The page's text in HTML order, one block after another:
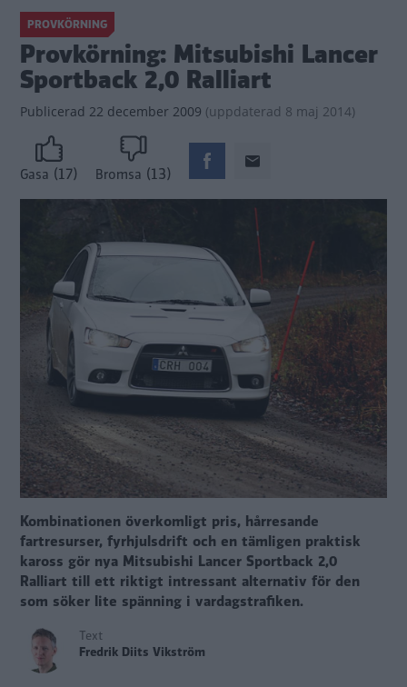
PROVKÖRNING
Provkörning: Mitsubishi Lancer
Sportback 2,0 Ralliart
Publicerad 22 december 2009 (uppdaterad 8 maj 2014)
Gasa (17) Bromsa (13)
Kombinationen överkomligt pris, hårresande
fartresurser, fyrhjulsdrift och en tämligen praktisk
kaross gör nya Mitsubishi Lancer Sportback 2,0
Ralliart till ett riktigt intressant alternativ för den
som söker lite spänning i vardagstrafiken.
Text
Fredrik Diits Vikström